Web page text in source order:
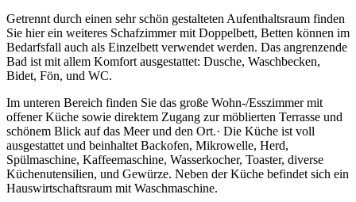
Getrennt durch einen sehr schön gestalteten Aufenthaltsraum finden
Sie hier ein weiteres Schafzimmer mit Doppelbett, Betten können im
Bedarfsfall auch als Einzelbett verwendet werden. Das angrenzende
Bad ist mit allem Komfort ausgestattet: Dusche, Waschbecken,
Bidet, Fön, und WC.
Im unteren Bereich finden Sie das große Wohn-/Esszimmer mit
offener Küche sowie direktem Zugang zur möblierten Terrasse und
schönem Blick auf das Meer und den Ort.· Die Küche ist voll
ausgestattet und beinhaltet Backofen, Mikrowelle, Herd,
Spülmaschine, Kaffeemaschine, Wasserkocher, Toaster, diverse
Küchenutensilien, und Gewürze. Neben der Küche befindet sich ein
Hauswirtschaftsraum mit Waschmaschine.